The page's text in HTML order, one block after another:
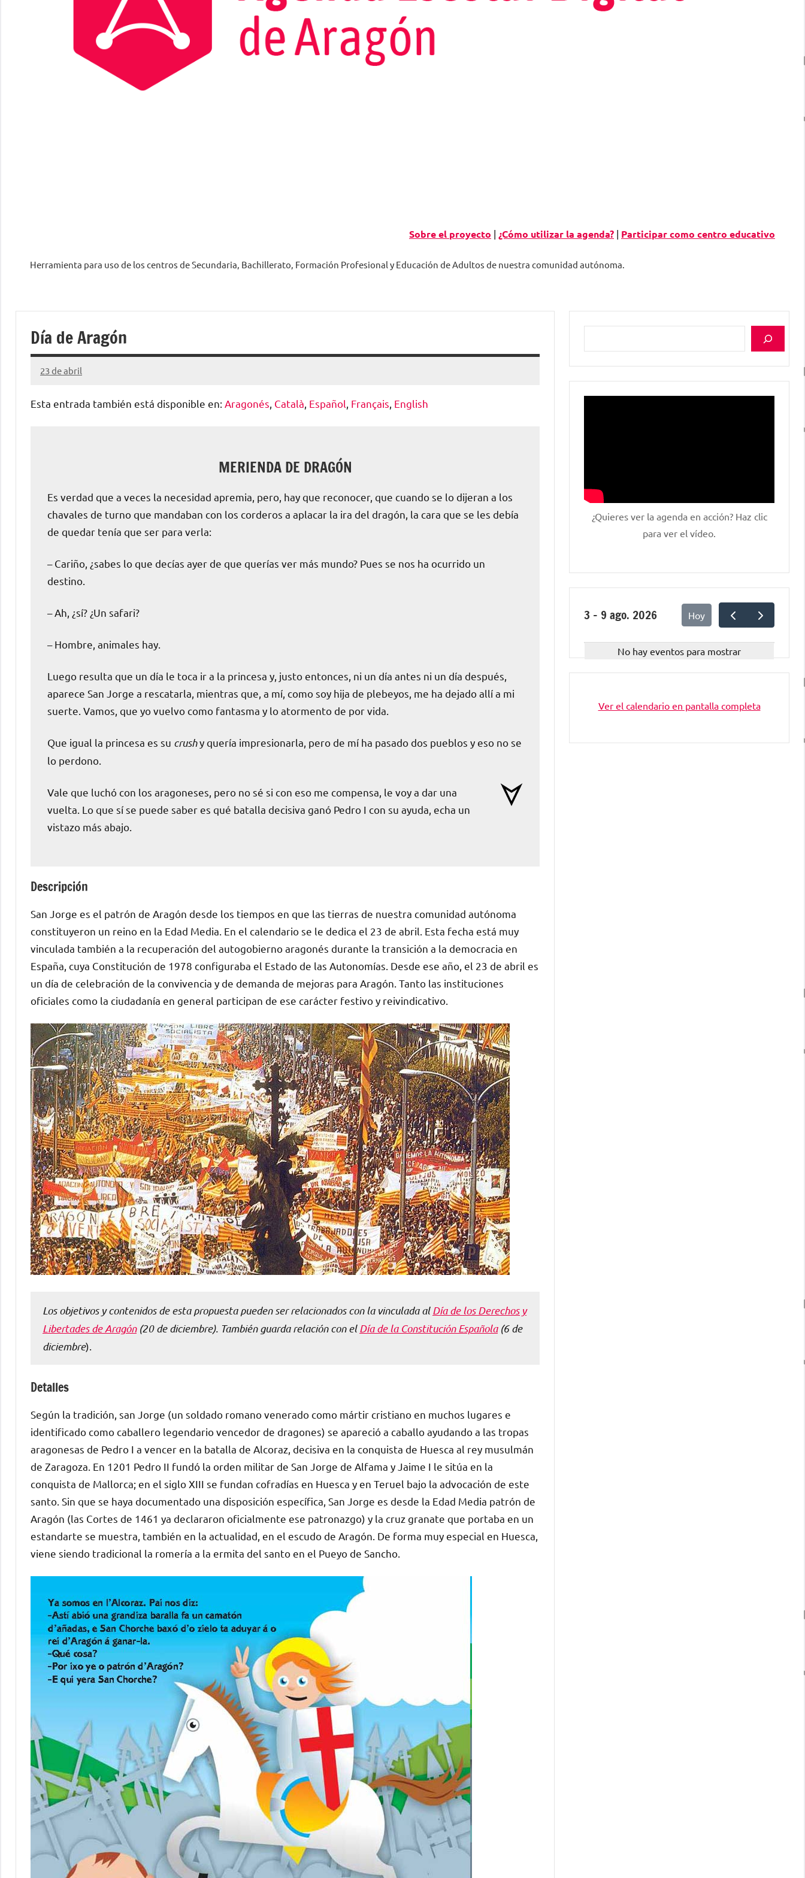
Sobre el proyecto | ¿Cómo utilizar la agenda? | Participar como centro educativo
Agenda
escolar
digital
de
Aragón
Herramienta para uso de los centros de Secundaria, Bachillerato, Formación Profesional y Educación de Adultos de nuestra comunidad autónoma.
Día de Aragón
23 de abril
Santiago
Subirá
Esta entrada también está disponible en: Aragonés Català Español Français English
MERIENDA DE DRAGÓN
Es verdad que a veces la necesidad apremia, pero, hay que reconocer, que cuando se lo dijeran a los
chavales de turno que mandaban con los corderos a aplacar la ira del dragón, la cara que se les debía
de quedar tenía que ser para verla:
– Cariño, ¿sabes lo que decías ayer de que querías ver más mundo? Pues se nos ha ocurrido un
destino.
– Ah, ¿sí? ¿Un safari?
– Hombre, animales hay.
Luego resulta que un día le toca ir a la princesa y, justo entonces, ni un día antes ni un día después,
aparece San Jorge a rescatarla, mientras que, a mí, como soy hija de plebeyos, me ha dejado allí a mi
suerte. Vamos, que yo vuelvo como fantasma y lo atormento de por vida.
Que igual la princesa es su crushy quería impresionarla, pero de mí ha pasado dos pueblos y eso no se
lo perdono.
Vale que luchó con los aragoneses, pero no sé si con eso me compensa, le voy a dar una
vuelta. Lo que sí se puede saber es qué batalla decisiva ganó Pedro I con su ayuda, echa un
vistazo más abajo.
Descripción
San Jorge es el patrón de Aragón desde los tiempos en que las tierras de nuestra comunidad autónoma
constituyeron un reino en la Edad Media. En el calendario se le dedica el 23 de abril. Esta fecha está muy
vinculada también a la recuperación del autogobierno aragonés durante la transición a la democracia en
España, cuya Constitución de 1978 configuraba el Estado de las Autonomías. Desde ese año, el 23 de abril es
un día de celebración de la convivencia y de demanda de mejoras para Aragón. Tanto las instituciones
oficiales como la ciudadanía en general participan de ese carácter festivo y reivindicativo.
Los objetivos y contenidos de esta propuesta pueden ser relacionados con la vinculada alDía de los Derechos y
Libertades de Aragón(20 de diciembre). También guarda relación con elDía de la Constitución Española(6 de
diciembre).
Detalles
Según la tradición, san Jorge (un soldado romano venerado como mártir cristiano en muchos lugares e
identificado como caballero legendario vencedor de dragones) se apareció a caballo ayudando a las tropas
aragonesas de Pedro I a vencer en la batalla de Alcoraz, decisiva en la conquista de Huesca al rey musulmán
de Zaragoza. En 1201 Pedro II fundó la orden militar de San Jorge de Alfama y Jaime I le sitúa en la
conquista de Mallorca; en el siglo XIII se fundan cofradías en Huesca y en Teruel bajo la advocación de este
santo. Sin que se haya documentado una disposición específica, San Jorge es desde la Edad Media patrón de
Aragón (las Cortes de 1461 ya declararon oficialmente ese patronazgo) y la cruz granate que portaba en un
estandarte se muestra, también en la actualidad, en el escudo de Aragón. De forma muy especial en Huesca,
viene siendo tradicional la romería a la ermita del santo en el Pueyo de Sancho.
¿Quieres ver la agenda en acción? Haz clic
para ver el vídeo.
3 – 9 ago. 2026 Hoy
No hay eventos para mostrar
Ver el calendario en pantalla completa